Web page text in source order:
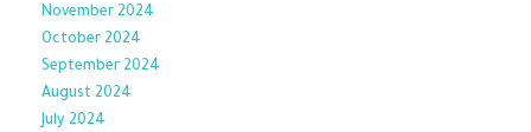
November 2024
October 2024
September 2024
August 2024
July 2024